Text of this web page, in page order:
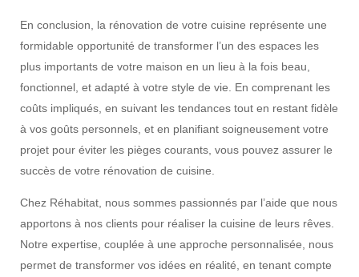
En conclusion, la rénovation de votre cuisine représente une
formidable opportunité de transformer l’un des espaces les
plus importants de votre maison en un lieu à la fois beau,
fonctionnel, et adapté à votre style de vie. En comprenant les
coûts impliqués, en suivant les tendances tout en restant fidèle
à vos goûts personnels, et en planifiant soigneusement votre
projet pour éviter les pièges courants, vous pouvez assurer le
succès de votre rénovation de cuisine.
Chez Réhabitat, nous sommes passionnés par l’aide que nous
apportons à nos clients pour réaliser la cuisine de leurs rêves.
Notre expertise, couplée à une approche personnalisée, nous
permet de transformer vos idées en réalité, en tenant compte